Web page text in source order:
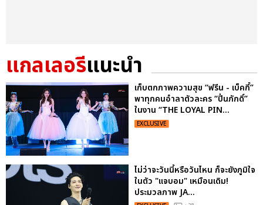
แกลเลอรีแนะนำ
เก็บตกภาพความสุข “ฟรีน - เบ็คกี้”
พาทุกคนอำลาตัวละคร “ปิ่นภักดิ์”
ในงาน “THE LOYAL PIN...
EXCLUSIVE
ไม่ว่าจะวันนี้หรือวันไหน ก็จะยังภูมิใจ
ในตัว "แจบอม" เหมือนเดิม!
ประมวลภาพ JA...